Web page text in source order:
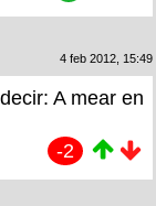
4 feb 2012, 15:49
A mear en
-2